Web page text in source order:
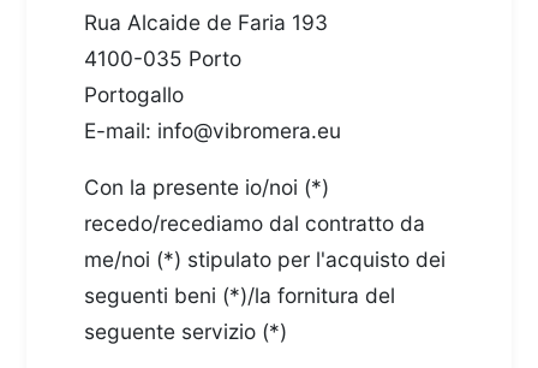
Rua Alcaide de Faria 193
4100-035 Porto
Portogallo
E-mail: info@vibromera.eu
Con la presente io/noi (*)
recedo/recediamo dal contratto da
me/noi (*) stipulato per l'acquisto dei
seguenti beni (*)/la fornitura del
seguente servizio (*)